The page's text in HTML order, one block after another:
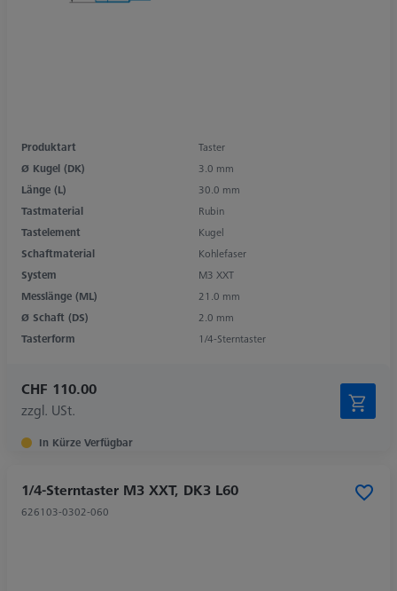
Produktart
Taster
Ø Kugel (DK)
3.0 mm
Länge (L)
30.0 mm
Tastmaterial
Rubin
Tastelement
Kugel
Schaftmaterial
Kohlefaser
System
M3 XXT
Messlänge (ML)
21.0 mm
Ø Schaft (DS)
2.0 mm
Tasterform
1/4-Sterntaster
CHF 110.00
zzgl. USt.
In Kürze Verfügbar
1/4-Sterntaster M3 XXT, DK3 L60
626103-0302-060